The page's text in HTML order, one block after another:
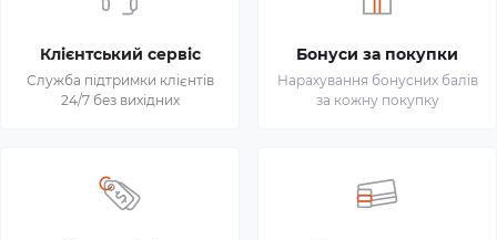
Клієнтський сервіс
Служба підтримки клієнтів
24/7 без вихідних
Бонуси за покупки
Нарахування бонусних балів
за кожну покупку